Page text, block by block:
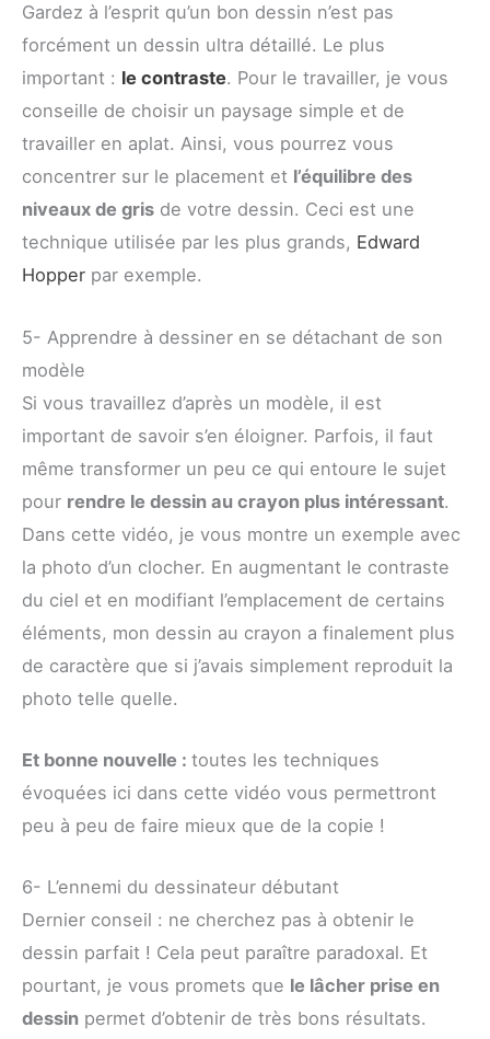
Gardez à l’esprit qu’un bon dessin n’est pas
forcément un dessin ultra détaillé. Le plus
important : le contraste. Pour le travailler, je vous
conseille de choisir un paysage simple et de
travailler en aplat. Ainsi, vous pourrez vous
concentrer sur le placement et l’équilibre des
niveaux de gris de votre dessin. Ceci est une
technique utilisée par les plus grands, Edward
Hopper par exemple.
5- Apprendre à dessiner en se détachant de son
modèle
Si vous travaillez d’après un modèle, il est
important de savoir s’en éloigner. Parfois, il faut
même transformer un peu ce qui entoure le sujet
pour rendre le dessin au crayon plus intéressant.
Dans cette vidéo, je vous montre un exemple avec
la photo d’un clocher. En augmentant le contraste
du ciel et en modifiant l’emplacement de certains
éléments, mon dessin au crayon a finalement plus
de caractère que si j’avais simplement reproduit la
photo telle quelle.
Et bonne nouvelle : toutes les techniques
évoquées ici dans cette vidéo vous permettront
peu à peu de faire mieux que de la copie !
6- L’ennemi du dessinateur débutant
Dernier conseil : ne cherchez pas à obtenir le
dessin parfait ! Cela peut paraître paradoxal. Et
pourtant, je vous promets que le lâcher prise en
dessin permet d’obtenir de très bons résultats.